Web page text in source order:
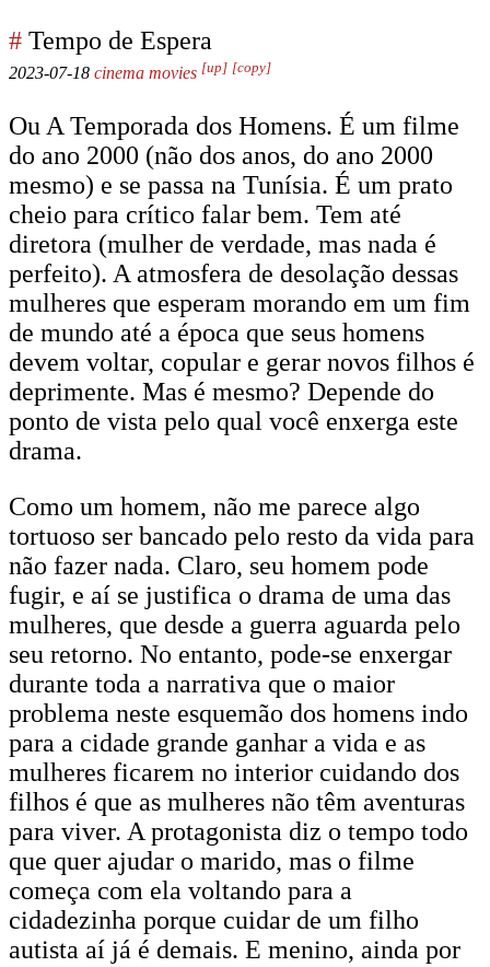
# Tempo de Espera
2023-07-18 cinema movies [up] [copy]
Ou A Temporada dos Homens. É um filme
do ano 2000 (não dos anos, do ano 2000
mesmo) e se passa na Tunísia. É um prato
cheio para crítico falar bem. Tem até
diretora (mulher de verdade, mas nada é
perfeito). A atmosfera de desolação dessas
mulheres que esperam morando em um fim
de mundo até a época que seus homens
devem voltar, copular e gerar novos filhos é
deprimente. Mas é mesmo? Depende do
ponto de vista pelo qual você enxerga este
drama.
Como um homem, não me parece algo
tortuoso ser bancado pelo resto da vida para
não fazer nada. Claro, seu homem pode
fugir, e aí se justifica o drama de uma das
mulheres, que desde a guerra aguarda pelo
seu retorno. No entanto, pode-se enxergar
durante toda a narrativa que o maior
problema neste esquemão dos homens indo
para a cidade grande ganhar a vida e as
mulheres ficarem no interior cuidando dos
filhos é que as mulheres não têm aventuras
para viver. A protagonista diz o tempo todo
que quer ajudar o marido, mas o filme
começa com ela voltando para a
cidadezinha porque cuidar de um filho
autista aí já é demais. E menino, ainda por